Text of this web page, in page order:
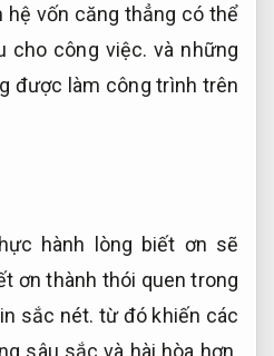
hệ vốn căng thẳng có thể
cho công việc. và những
được làm công trình trên
hành lòng biết ơn sẽ
ơn thành thói quen trong
sắc nét. từ đó khiến các
sâu sắc và hài hòa hơn.